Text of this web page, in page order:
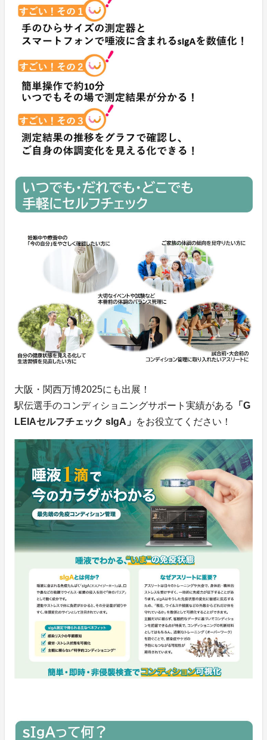
大阪・関西万博2025にも出展！
駅伝選手のコンディショニングサポート実績がある
「G
LEIAセルフチェック sIgA」 をお役立てください！